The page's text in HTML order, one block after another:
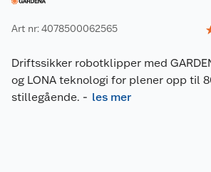
Art nr: 4078500062565
Driftssikker robotklipper med
og LONA teknologi for plener opp til
stillegående. - les mer